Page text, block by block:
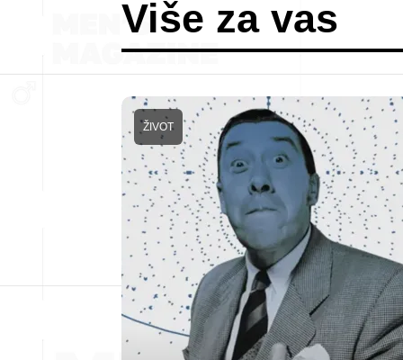
Više za vas
ŽIVOT